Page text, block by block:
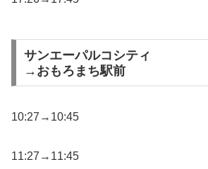
サンエーパルコシティ
→おもろまち駅前
10:27→10:45
11:27→11:45